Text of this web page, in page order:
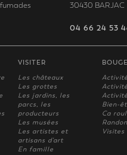
30430 BARJAC
04 66 24 53
VISITER
Les châteaux
Les grottes
Les jardins, les
parcs, les
producteurs
Les musées
Les artistes et
artisans d'art
En famille
Bien-
Ca
Visites